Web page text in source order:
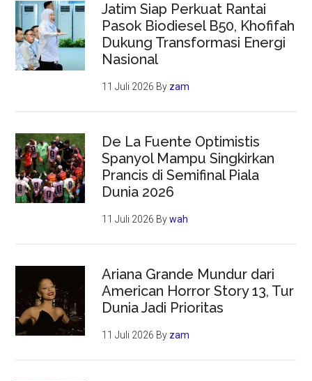
Jatim Siap Perkuat Rantai
Pasok Biodiesel B50, Khofifah
Dukung Transformasi Energi
Nasional
11 Juli 2026 By zam
De La Fuente Optimistis
Spanyol Mampu Singkirkan
Prancis di Semifinal Piala
Dunia 2026
11 Juli 2026 Bywah
Ariana Grande Mundur dari
American Horror Story 13, Tur
Dunia Jadi Prioritas
11 Juli 2026 By zam